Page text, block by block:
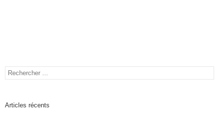
Articles récents